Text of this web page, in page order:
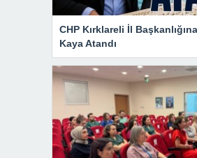
CHP Kırklareli İl
Kaya Atandı